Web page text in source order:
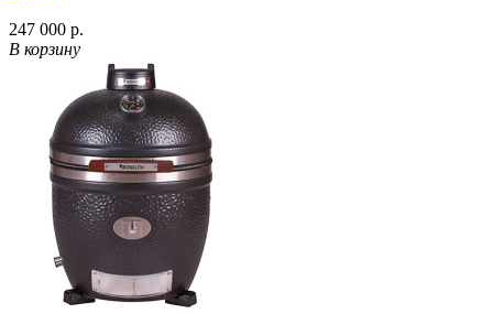
247 000 р.
В корзину